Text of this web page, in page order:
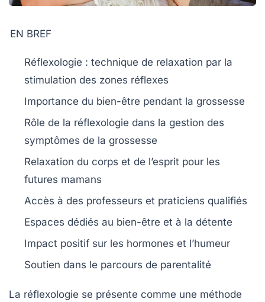
EN BREF
Réflexologie : technique de relaxation par la
stimulation des zones réflexes
Importance du bien-être pendant la grossesse
Rôle de la réflexologie dans la gestion des
symptômes de la grossesse
Relaxation du corps et de l’esprit pour les
futures mamans
Accès à des professeurs et praticiens qualifiés
Espaces dédiés au bien-être et à la détente
Impact positif sur les hormones et l’humeur
Soutien dans le parcours de parentalité
La réflexologie se présente comme une méthode